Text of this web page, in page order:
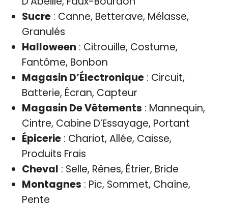
Sucre: Canne, Betterave, Mélasse,
Granulés
Halloween : Citrouille, Costume,
Fantôme, Bonbon
Magasin D’Électronique: Circuit,
Batterie, Écran, Capteur
Magasin De Vêtements : Mannequin,
Cintre, Cabine D’Essayage, Portant
Épicerie: Chariot, Allée, Caisse,
Produits Frais
Cheval : Selle, Rênes, Étrier, Bride
Montagnes : Pic, Sommet, Chaîne,
Pente